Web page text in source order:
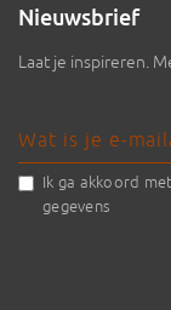
Nieuwsbrief
Laat je inspireren.
Ik ga akkoord
gegevens